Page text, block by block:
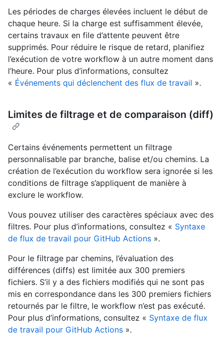
Les périodes de charges élevées incluent le début de
chaque heure. Si la charge est suffisamment élevée,
certains travaux en file d’attente peuvent être
supprimés. Pour réduire le risque de retard, planifiez
l’exécution de votre workflow à un autre moment dans
l’heure. Pour plus d’informations, consultez
« Événements qui déclenchent des flux de travail ».
Limites de filtrage et de comparaison (diff)
Certains événements permettent un filtrage
personnalisable par branche, balise et/ou chemins. La
création de l’exécution du workflow sera ignorée si les
conditions de filtrage s’appliquent de manière à
exclure le workflow.
Vous pouvez utiliser des caractères spéciaux avec des
filtres. Pour plus d’informations, consultez « Syntaxe
de flux de travail pour GitHub Actions ».
Pour le filtrage par chemins, l’évaluation des
différences (diffs) est limitée aux 300 premiers
fichiers. S’il y a des fichiers modifiés qui ne sont pas
mis en correspondance dans les 300 premiers fichiers
retournés par le filtre, le workflow n’est pas exécuté.
Pour plus d’informations, consultez « Syntaxe de flux
de travail pour GitHub Actions ».